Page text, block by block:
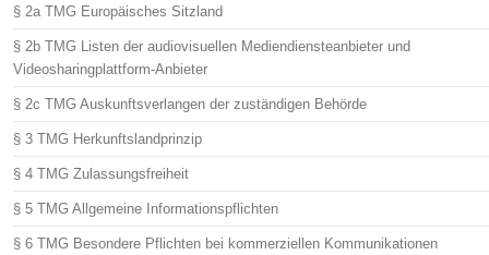
§ 2a TMG Europäisches Sitzland
§ 2b TMG Listen der audiovisuellen Mediendiensteanbieter und
Videosharingplattform-Anbieter
§ 2c TMG Auskunftsverlangen der zuständigen Behörde
§ 3 TMG Herkunftslandprinzip
§ 4 TMG Zulassungsfreiheit
§ 5 TMG Allgemeine Informationspflichten
§ 6 TMG Besondere Pflichten bei kommerziellen Kommunikationen